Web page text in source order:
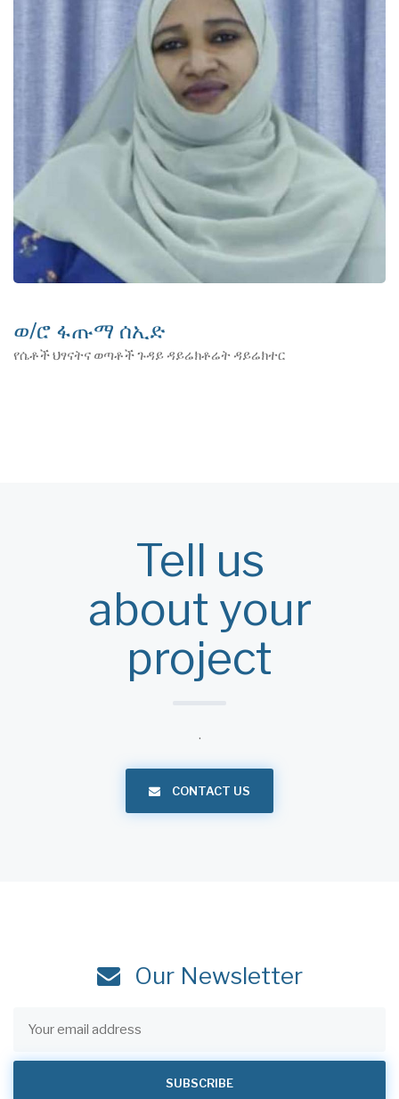
ወ/ሮ ፋጡማ ሰኢድ
የሴቶች ህፃናትና ወጣቶች ጉዳይ ዳይሬክቶሬት ዳይሬክተር
Tell us
about your
project
.
CONTACT US
Our Newsletter